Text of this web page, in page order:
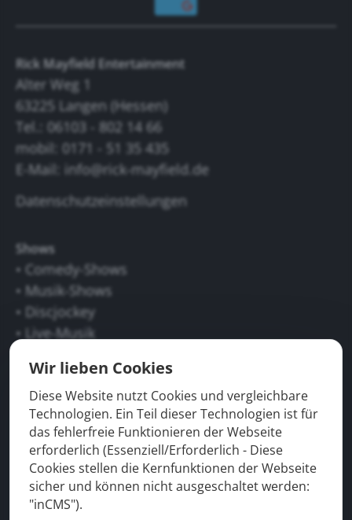
Rick Mayfield Entertainment
Alter Weg 1
63225 Langen (Hessen)
Tel.: 06103 - 802 14 66
mobil: 0171 - 51 35 435
E-Mail: info@rick-mayfield.de
Datenschutzeinstellungen
Shows
• Comedy-Shows
• Musik-Shows
• Discjockey
• Live-Musik
• Moderation
• Karneval
• Walk-Acts
• Mittelalter
Wir lieben Cookies
Diese Website nutzt Cookies und vergleichbare
Technologien. Ein Teil dieser Technologien ist für
das fehlerfreie Funktionieren der Webseite
erforderlich (Essenziell/Erforderlich - Diese
Cookies stellen die Kernfunktionen der Webseite
sicher und können nicht ausgeschaltet werden:
"inCMS").